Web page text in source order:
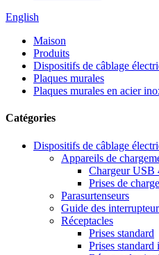
English
Maison
Produits
Dispositifs de câblage
Plaques murales
Plaques murales en acier
Catégories
Dispositifs de câblage
Appareils de
Chargeur USB
Prises de
Parasurtenseurs
Guide des
Réceptacles
Prises standard
Prises